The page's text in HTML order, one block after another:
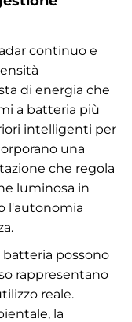
continuo e
di energia che
a batteria più
intelligenti per
una
che regola
luminosa in
l'autonomia
batteria possono
rappresentano
reale.
la